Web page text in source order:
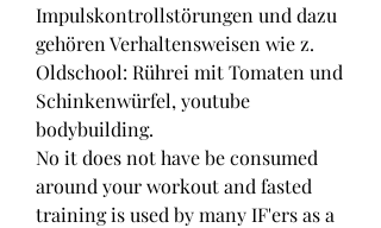
Impulskontrollstörungen und dazu
gehören Verhaltensweisen wie z.
Oldschool: Rührei mit Tomaten und
Schinkenwürfel, youtube
bodybuilding.
No it does not have be consumed
around your workout and fasted
training is used by many IF'ers as a